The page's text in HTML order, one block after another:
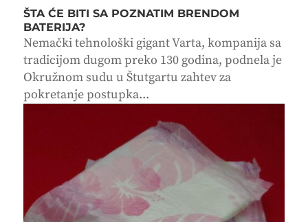
ŠTA ĆE BITI SA POZNATIM BRENDOM
BATERIJA?
Nemački tehnološki gigant Varta, kompanija sa
tradicijom dugom preko 130 godina, podnela je
Okružnom sudu u Štutgartu zahtev za
pokretanje postupka...